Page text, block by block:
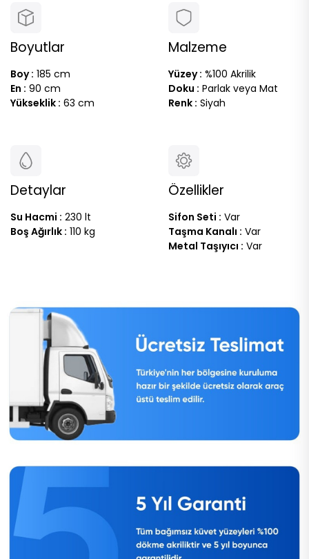
Boyutlar
Boy : 185 cm
En : 90 cm
Yükseklik : 63 cm
Malzeme
Yüzey : %100 Akrilik
Doku : Parlak veya Mat
Renk : Siyah
Detaylar
Su Hacmi : 230 lt
Boş Ağırlık : 110 kg
Özellikler
Sifon Seti : Var
Taşma Kanalı : Var
Metal Taşıyıcı : Var